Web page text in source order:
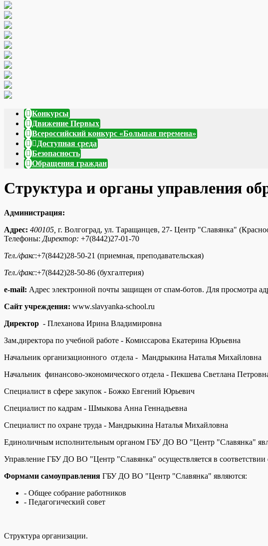
Конкурсы
Движение Первых
Всероссийский конкурс «Большая перемена»
Доступная среда
Безопасность
Обращения граждан
Структура и органы управления
Администрация:
Адрес: 400105, г. Волгоград, ул. Таращанцев, 27- Центр "Славянка"
Телефоны: Директор: +7(8442)27-01-70
Тел./факс:+7(8442)28-50-21 (приемная, преподавательская)
Тел./факс:+7(8442)28-50-86 (бухгалтерия)
e-mail: Адрес электронной почты защищен от спам-ботов. Для просмотра
Сайт учреждения: www.slavyanka-school.ru
Директор - Плеханова Ирина Владимировна
Зам.директора по учебной работе - Комиссарова Екатерина Юрьевна
Начальник организационного отдела - Мандрыкина Наталья Михайловна
Начальник финансово-экономического отдела - Пекшева Светлана
Специалист в сфере закупок - Божко Евгений Юрьевич
Специалист по кадрам - Шмыкова Анна Геннадьевна
Специалист по охране труда - Мандрыкина Наталья Михайловна
Единоличным исполнительным органом ГБУ ДО ВО "Центр "Славянка"
Управление ГБУ ДО ВО "Центр "Славянка" осуществляется в соответствии
Формами самоуправления ГБУ ДО ВО "Центр "Славянка" являются:
- Общее собрание работников
- Педагогический совет
Структура организации.